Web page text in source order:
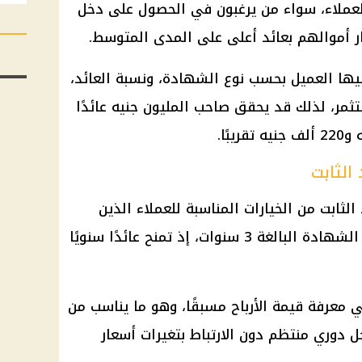
سواء من يرغبون في الحصول على دخل
أموالهم بعائد أعلى على المدى المتوسط.
العميل بحسب نوع الشهادة، ونسبة العائد،
لذلك قد يحقق صاحب المليون جنيه عائدًا
من الخيارات المناسبة للعملاء الذين
يبحثون عن عائد مستقر طوال مدة الشهادة البالغة 3 سنوات، إذ تمنح عائدًا سنويًا
معرفة قيمة الأرباح مسبقًا، وهو ما يناسب من
منتظم دون الارتباط بتغيرات أسعار